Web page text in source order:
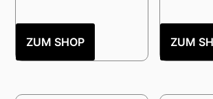
ZUM SHOP ZUM